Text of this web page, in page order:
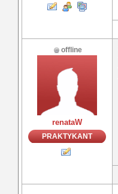
offline
renataW
PRAKTYKANT